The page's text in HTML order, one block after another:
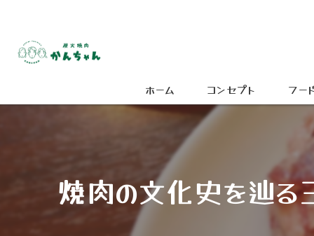
ホーム コンセプト フード
焼肉の文化史を辿る